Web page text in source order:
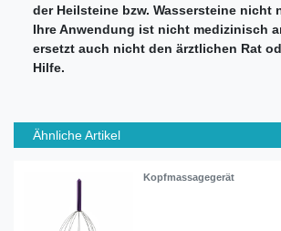
der Heilsteine bzw. Wassersteine nicht
Ihre Anwendung ist nicht medizinisch
ersetzt auch nicht den ärztlichen Rat
Hilfe.
Ähnliche Artikel
Kopfmassagegerät